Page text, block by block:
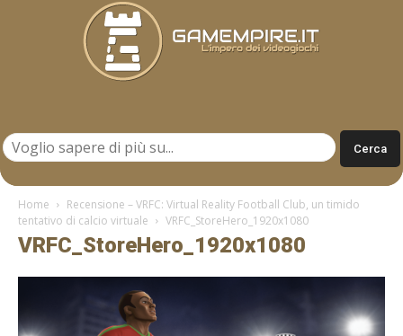
Home
Recensione – VRFC: Virtual Reality Football Club, un timido
tentativo di calcio virtuale
VRFC_StoreHero_1920x1080
VRFC_StoreHero_1920x1080